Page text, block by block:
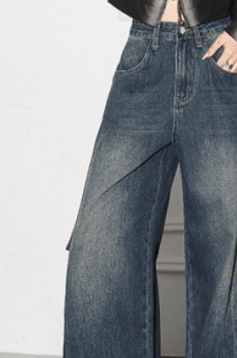
AIRPORT LOOKS